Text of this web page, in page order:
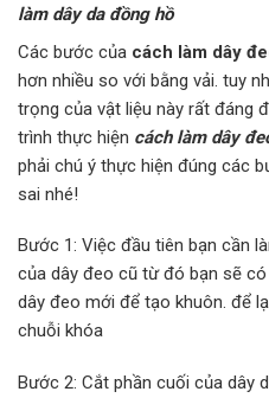
làm dây da đồng hồ
Các bước của cách làm dây
hơn nhiều so với bằng vải. tuy
trọng của vật liệu này rất đáng
trình thực hiện cách làm dây
phải chú ý thực hiện đúng các
sai nhé!
Bước 1: Việc đầu tiên bạn cần
của dây đeo cũ từ đó bạn sẽ
dây đeo mới để tạo khuôn. để
chuỗi khóa
Bước 2: Cắt phần cuối của dây